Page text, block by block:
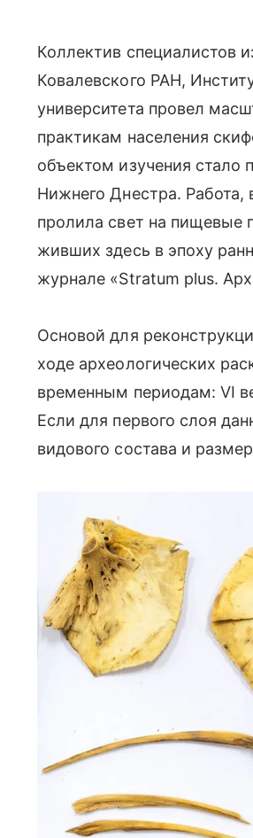
Коллектив специалистов
Ковалевского РАН,
университета провел
практикам населения
объектом изучения стало
Нижнего Днестра. Работа,
пролила свет на пищевые
живших здесь в эпоху
журнале «Stratum plus.
Основой для
ходе археологических
временным периодам: VI
Если для первого слоя
видового состава и